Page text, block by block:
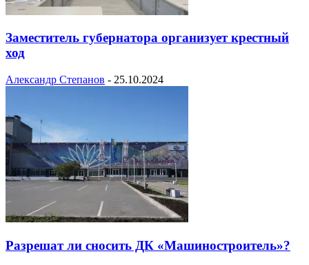
Заместитель губернатора организует крестный
ход
Александр Степанов - 25.10.2024
Разрешат ли сносить ДК «Машиностроитель»?